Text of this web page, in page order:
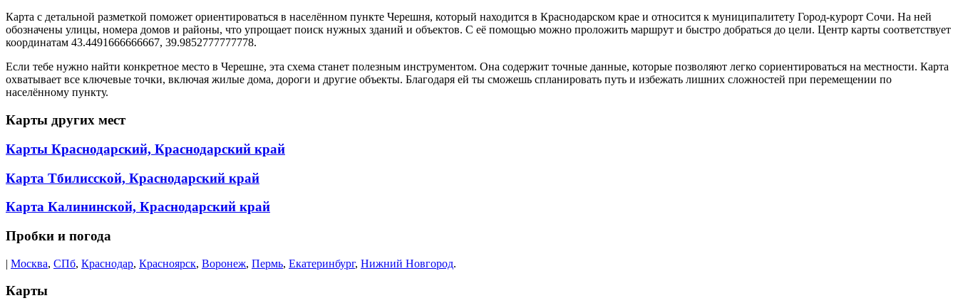
Карта с детальной разметкой поможет ориентироваться в населённом пункте Черешня, который находится в Краснодарском крае и относится к муниципалитету Город-курорт Сочи. На ней
обозначены улицы, номера домов и районы, что упрощает поиск нужных зданий и объектов. С её помощью можно проложить маршрут и быстро добраться до цели. Центр карты соответствует
координатам 43.4491666666667, 39.9852777777778.
Если тебе нужно найти конкретное место в Черешне, эта схема станет полезным инструментом. Она содержит точные данные, которые позволяют легко сориентироваться на местности. Карта
охватывает все ключевые точки, включая жилые дома, дороги и другие объекты. Благодаря ей ты сможешь спланировать путь и избежать лишних сложностей при перемещении по
населённому пункту.
Карты других мест
Карты Краснодарский, Краснодарский край
Карта Тбилисской, Краснодарский край
Карта Калининской, Краснодарский край
Пробки и погода
| Москва, СПб, Краснодар, Красноярск, Воронеж, Пермь, Екатеринбург, Нижний Новгород.
Карты